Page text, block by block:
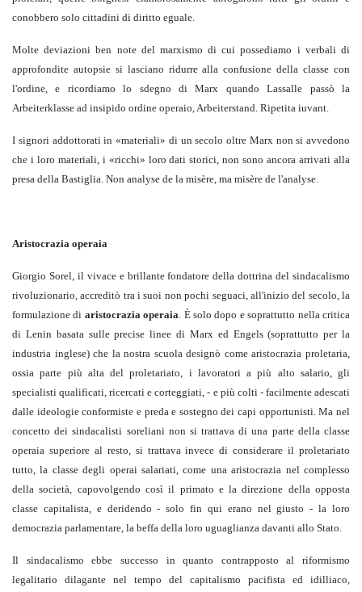
conobbero solo cittadini di diritto eguale.
Molte deviazioni ben note del marxismo di cui possediamo i verbali di
approfondite autopsie si lasciano ridurre alla confusione della classe con
l'ordine, e ricordiamo lo sdegno di Marx quando Lassalle passò la
Arbeiterklasse ad insipido ordine operaio, Arbeiterstand. Ripetita iuvant.
I signori addottorati in «materiali» di un secolo oltre Marx non si avvedono
che i loro materiali, i «ricchi» loro dati storici, non sono ancora arrivati alla
presa della Bastiglia. Non analyse de la misère, ma misère de l'analyse.
Aristocrazia operaia
Giorgio Sorel, il vivace e brillante fondatore della dottrina del sindacalismo
rivoluzionario, accreditò tra i suoi non pochi seguaci, all'inizio del secolo, la
formulazione di aristocrazia operaia. È solo dopo e soprattutto nella critica
di Lenin basata sulle precise linee di Marx ed Engels (soprattutto per la
industria inglese) che la nostra scuola designò come aristocrazia proletaria,
ossia parte più alta del proletariato, i lavoratori a più alto salario, gli
specialisti qualificati, ricercati e corteggiati, - e più colti - facilmente adescati
dalle ideologie conformiste e preda e sostegno dei capi opportunisti. Ma nel
concetto dei sindacalisti soreliani non si trattava di una parte della classe
operaia superiore al resto, si trattava invece di considerare il proletariato
tutto, la classe degli operai salariati, come una aristocrazia nel complesso
della società, capovolgendo così il primato e la direzione della opposta
classe capitalista, e deridendo - solo fin qui erano nel giusto - la loro
democrazia parlamentare, la beffa della loro uguaglianza davanti allo Stato.
Il sindacalismo ebbe successo in quanto contrapposto al riformismo
legalitario dilagante nel tempo del capitalismo pacifista ed idilliaco,